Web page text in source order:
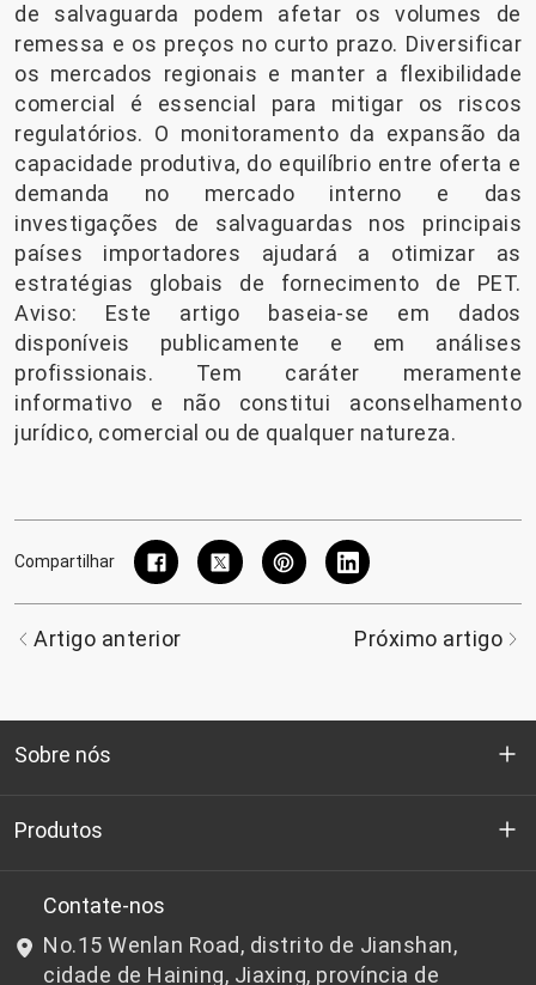
de salvaguarda podem afetar os volumes de
remessa e os preços no curto prazo. Diversificar
os mercados regionais e manter a flexibilidade
comercial é essencial para mitigar os riscos
regulatórios. O monitoramento da expansão da
capacidade produtiva, do equilíbrio entre oferta e
demanda no mercado interno e das
investigações de salvaguardas nos principais
países importadores ajudará a otimizar as
estratégias globais de fornecimento de PET.
Aviso: Este artigo baseia-se em dados
disponíveis publicamente e em análises
profissionais. Tem caráter meramente
informativo e não constitui aconselhamento
jurídico, comercial ou de qualquer natureza.
Compartilhar
Artigo anterior Próximo artigo
Sobre nós
Quem somos
P&D
Notícias e Eventos
Produtos
Chips de PET de qualidade para garrafas
Chips de PET não adequados para garrafas
Contate-nos
No.15 Wenlan Road, distrito de Jianshan,
cidade de Haining, Jiaxing, província de